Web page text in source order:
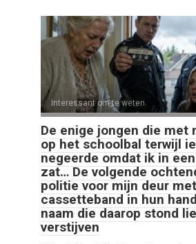
Interessant om te weten
De enige jongen die met
op het schoolbal terwijl
negeerde omdat ik in
zat… De volgende
politie voor mijn deur
cassetteband in hun
naam die daarop stond
verstijven